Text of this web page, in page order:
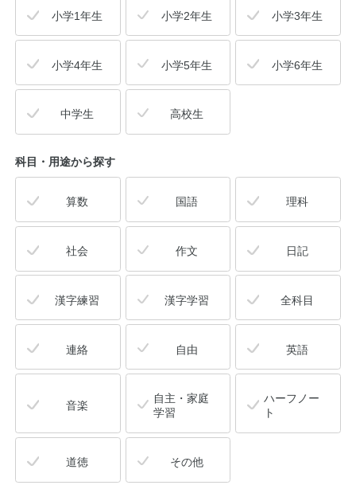
公式アカウント
小学1年生 小学2年生 小学3年生
小学4年生 小学5年生 小学6年生
中学生 高校生
科目・用途から探す
算数 国語 理科
社会 作文 日記
漢字練習 漢字学習 全科目
連絡 自由 英語
音楽
自主・家庭
学習
ハーフノー
ト
道徳 その他